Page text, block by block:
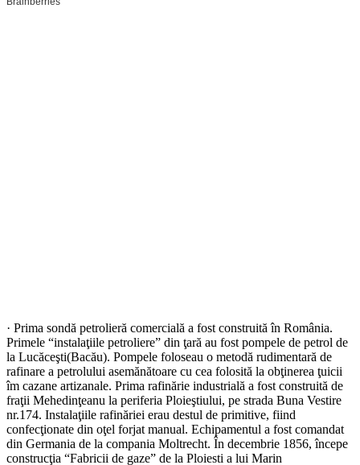
· Prima sondă petrolieră comercială a fost construită în România.
Primele “instalaţiile petroliere” din ţară au fost pompele de petrol de
la Lucăceşti(Bacău). Pompele foloseau o metodă rudimentară de
rafinare a petrolului asemănătoare cu cea folosită la obţinerea ţuicii
îm cazane artizanale. Prima rafinărie industrială a fost construită de
fraţii Mehedinţeanu la periferia Ploieştiului, pe strada Buna Vestire
nr.174. Instalaţiile rafinăriei erau destul de primitive, fiind
confecţionate din oţel forjat manual. Echipamentul a fost comandat
din Germania de la compania Moltrecht. În decembrie 1856, începe
construcţia “Fabricii de gaze” de la Ploiesti a lui Marin